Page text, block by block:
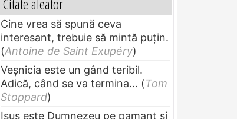
Cine vrea să spună ceva
interesant, trebuie să mintă puțin.
(Antoine de Saint Exupéry)
Veșnicia este un gând teribil.
Adică, când se va termina... (Tom
Stoppard)
Isus este Dumnezeu pe pamant si